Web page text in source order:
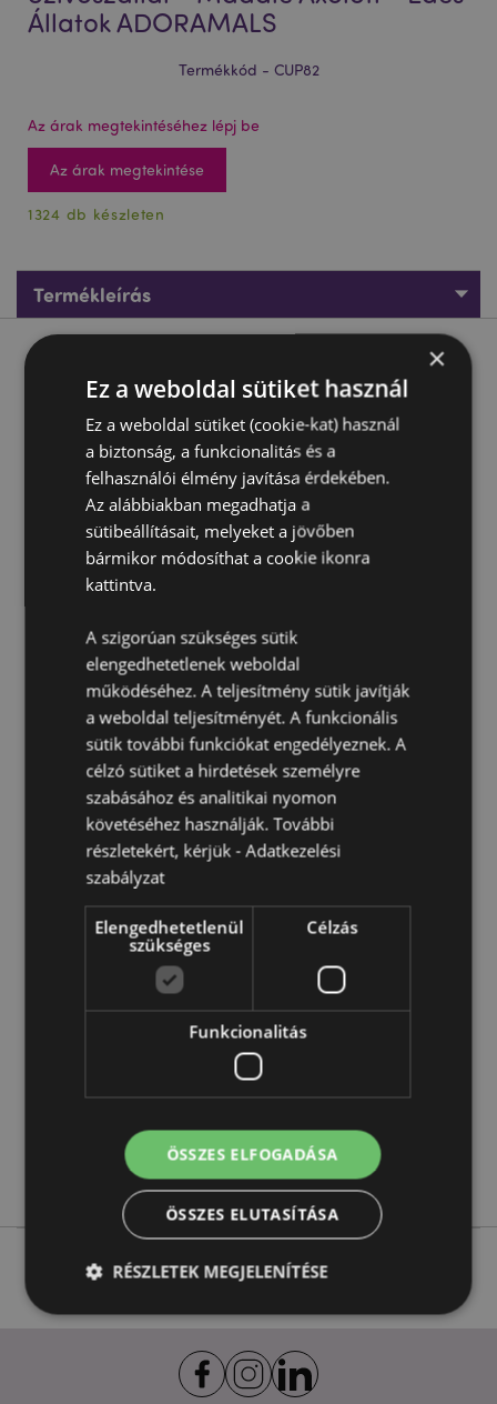
Állatok ADORAMALS
Termékkód - CUP82
Az árak megtekintéséhez lépj be
Az árak megtekintése
1324 db készleten
Termékleírás
Pohár Pomponos Tetővel és Szívószállal - Maddie Axolotl -
Anyaga:Polisztirol (Pohár és Tető) és Polietilén
(Szívószál), Poliészter, Szilikon
Élelmiszerekkel közvetlenül érintkeztethető anyag:
Igen
Mikrohullámú sütőben való használatra alkalmas:
Mosogatógépben mosható:Nem
BPA-mentes:Igen
Űrtartalom: 500ml
Termék Információ:A duplafalú poharaink tovább
hidegen tartják a hideg folyadékokat. Nem
alkalmasak meleg folyadékokhoz.
Biztonsági Információ:A szívószál nem alkalmas 5 év
alatti gyermekeknek.
Termékjellemzők
Magasság 21.5cm Szélesség 9cm Vastagság 9cm
5055071510175
48
Nem
Adoramals
×
Ez a weboldal sütiket használ
Ez a weboldal sütiket (cookie-kat) használ
a biztonság, a funkcionalitás és a
felhasználói élmény javítása érdekében.
Az alábbiakban megadhatja a
sütibeállításait, melyeket a jövőben
bármikor módosíthat a cookie ikonra
kattintva.
A szigorúan szükséges sütik
elengedhetetlenek weboldal
működéséhez. A teljesítmény sütik javítják
a weboldal teljesítményét. A funkcionális
sütik további funkciókat engedélyeznek. A
célzó sütiket a hirdetések személyre
szabásához és analitikai nyomon
követéséhez használják. További
részletekért, kérjük -Adatkezelési
szabályzat
Elengedhetetlenül
szükséges
Célzás
Funkcionalitás
ÖSSZES ELFOGADÁSA
ÖSSZES ELUTASÍTÁSA
RÉSZLETEK MEGJELENÍTÉSE
Elengedhetetlenül szükséges
Funkcionalitás